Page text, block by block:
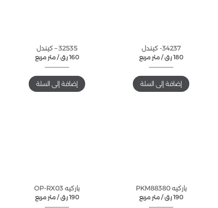
34237- كيندل
متر مربع / 180 ر.ق
إضافة إلى السلة
32535 – كيندل
متر مربع / 160 ر.ق
إضافة إلى السلة
باركيه PKM88380
متر مربع / 190 ر.ق
باركيه OP-RX03
متر مربع / 190 ر.ق